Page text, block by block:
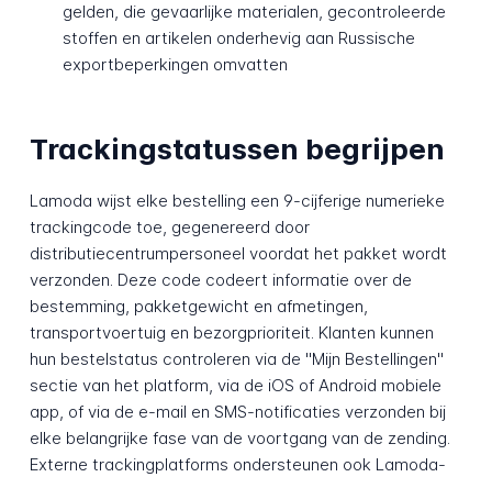
gelden, die gevaarlijke materialen, gecontroleerde
stoffen en artikelen onderhevig aan Russische
exportbeperkingen omvatten
Trackingstatussen begrijpen
Lamoda wijst elke bestelling een 9-cijferige numerieke
trackingcode toe, gegenereerd door
distributiecentrumpersoneel voordat het pakket wordt
verzonden. Deze code codeert informatie over de
bestemming, pakketgewicht en afmetingen,
transportvoertuig en bezorgprioriteit. Klanten kunnen
hun bestelstatus controleren via de "Mijn Bestellingen"
sectie van het platform, via de iOS of Android mobiele
app, of via de e-mail en SMS-notificaties verzonden bij
elke belangrijke fase van de voortgang van de zending.
Externe trackingplatforms ondersteunen ook Lamoda-